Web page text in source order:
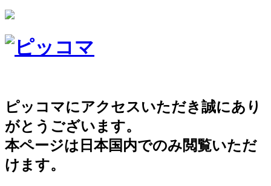
ピッコマにアクセスいただき誠にあり
がとうございます。
本ページは日本国内でのみ閲覧いただ
けます。